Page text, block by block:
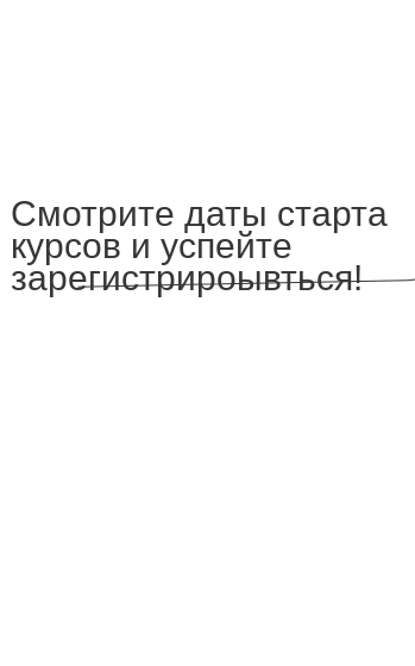
Смотрите даты старта
курсов и успейте
зарегистрироывться!